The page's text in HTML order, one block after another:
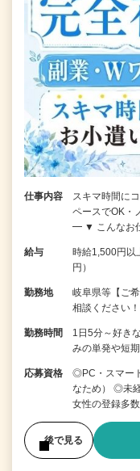
仕事内容
スキマ時間に
ペースで
━ ▼ こんな
給与
時給1,500円以
円）
勤務地
岐阜県等【ご
相談ください！
勤務時間
1日5分～好き
みの単発や短
応募資格
◎PC・スマー
なため） ◎未
女性の登録多
後で見る